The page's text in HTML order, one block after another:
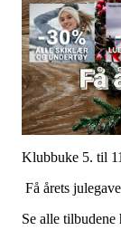
Klubbuke 5. til
Få årets
Se alle tilbudene